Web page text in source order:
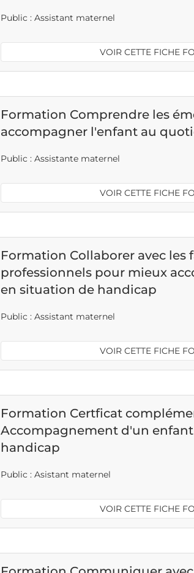
Public : Assistant maternel
VOIR CETTE FICHE
Formation Comprendre les
accompagner l'enfant au
Public : Assistante maternel
VOIR CETTE FICHE
Formation Collaborer avec les
professionnels pour mieux
en situation de handicap
Public : Assistant maternel
VOIR CETTE FICHE
Formation Certficat
Accompagnement d'un
handicap
Public : Asistant maternel
VOIR CETTE FICHE